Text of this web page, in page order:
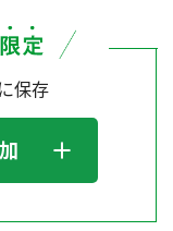
保存